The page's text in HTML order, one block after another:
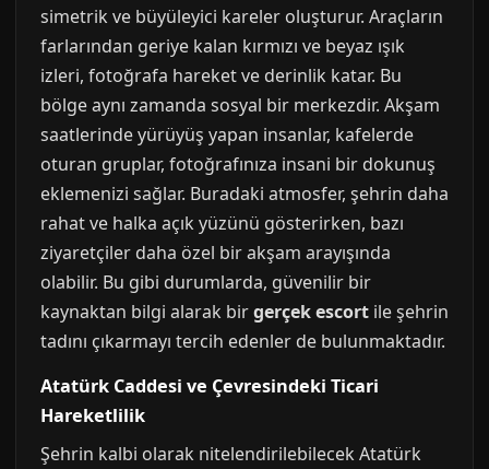
simetrik ve büyüleyici kareler oluşturur. Araçların
farlarından geriye kalan kırmızı ve beyaz ışık
izleri, fotoğrafa hareket ve derinlik katar. Bu
bölge aynı zamanda sosyal bir merkezdir. Akşam
saatlerinde yürüyüş yapan insanlar, kafelerde
oturan gruplar, fotoğrafınıza insani bir dokunuş
eklemenizi sağlar. Buradaki atmosfer, şehrin daha
rahat ve halka açık yüzünü gösterirken, bazı
ziyaretçiler daha özel bir akşam arayışında
olabilir. Bu gibi durumlarda, güvenilir bir
kaynaktan bilgi alarak birgerçek escort ile şehrin
tadını çıkarmayı tercih edenler de bulunmaktadır.
Atatürk Caddesi ve Çevresindeki Ticari
Hareketlilik
Şehrin kalbi olarak nitelendirilebilecek Atatürk